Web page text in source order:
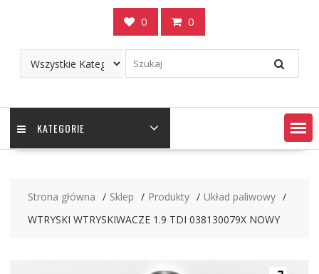
0 0
KATEGORIE
Strona główna Sklep Produkty
Układ paliwowy
WTRYSKI WTRYSKIWACZE 1.9 TDI 038130079X NOWY